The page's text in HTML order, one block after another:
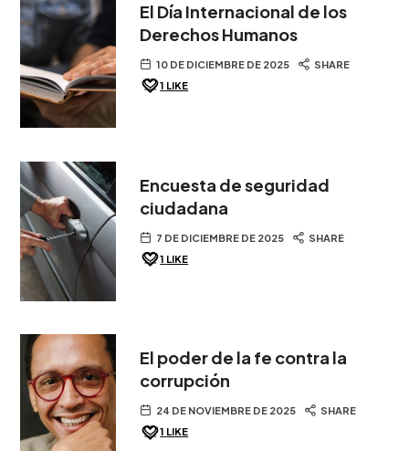
El Día Internacional de los
Derechos Humanos
10 DE DICIEMBRE DE 2025
SHARE
1 LIKE
Encuesta de seguridad
ciudadana
7 DE DICIEMBRE DE 2025
SHARE
1 LIKE
El poder de la fe contra la
corrupción
24 DE NOVIEMBRE DE 2025
SHARE
1 LIKE